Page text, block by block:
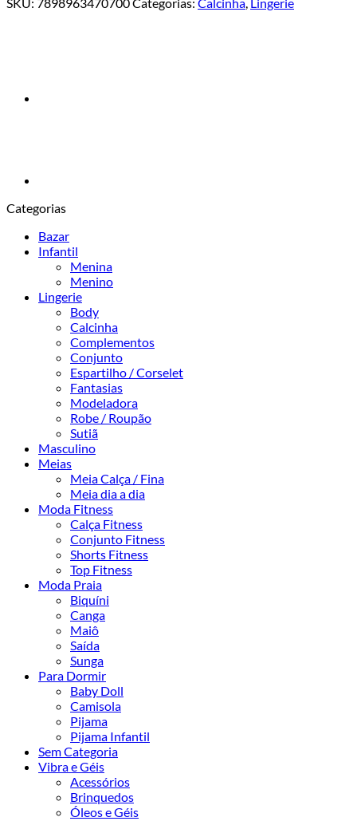
SKU: 7898963470700Categorias: Calcinha, Lingerie
Categorias
Bazar
Infantil
Menina
Menino
Lingerie
Body
Calcinha
Complementos
Conjunto
Espartilho / Corselet
Fantasias
Modeladora
Robe / Roupão
Sutiã
Masculino
Meias
Meia Calça / Fina
Meia dia a dia
Moda Fitness
Calça Fitness
Conjunto Fitness
Shorts Fitness
Top Fitness
Moda Praia
Biquíni
Canga
Maiô
Saída
Sunga
Para Dormir
Baby Doll
Camisola
Pijama
Pijama Infantil
Sem Categoria
Vibra e Géis
Acessórios
Brinquedos
Óleos e Géis